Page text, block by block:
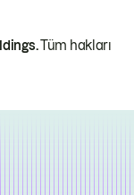
Tüm hakları